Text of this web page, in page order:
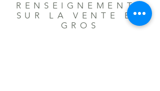
RENSEIGNEMENTS
SUR LA VENTE EN
GROS